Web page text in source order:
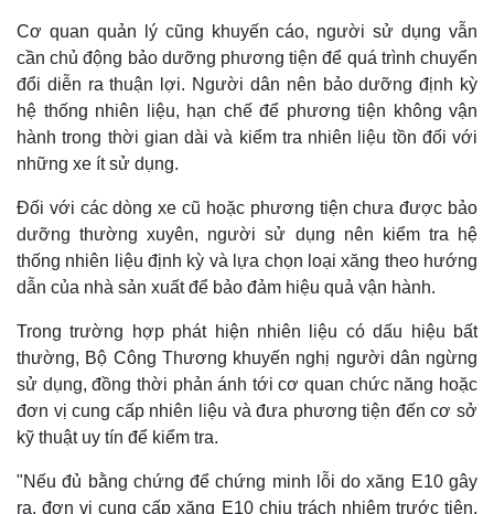
Cơ quan quản lý cũng khuyến cáo, người sử dụng vẫn
cần chủ động bảo dưỡng phương tiện để quá trình chuyển
đổi diễn ra thuận lợi. Người dân nên bảo dưỡng định kỳ
hệ thống nhiên liệu, hạn chế để phương tiện không vận
hành trong thời gian dài và kiểm tra nhiên liệu tồn đối với
những xe ít sử dụng.
Đối với các dòng xe cũ hoặc phương tiện chưa được bảo
dưỡng thường xuyên, người sử dụng nên kiểm tra hệ
thống nhiên liệu định kỳ và lựa chọn loại xăng theo hướng
dẫn của nhà sản xuất để bảo đảm hiệu quả vận hành.
Trong trường hợp phát hiện nhiên liệu có dấu hiệu bất
thường, Bộ Công Thương khuyến nghị người dân ngừng
sử dụng, đồng thời phản ánh tới cơ quan chức năng hoặc
đơn vị cung cấp nhiên liệu và đưa phương tiện đến cơ sở
kỹ thuật uy tín để kiểm tra.
"Nếu đủ bằng chứng để chứng minh lỗi do xăng E10 gây
ra, đơn vị cung cấp xăng E10 chịu trách nhiệm trước tiên,